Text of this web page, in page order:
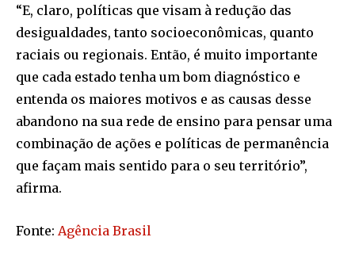
“E, claro, políticas que visam à redução das
desigualdades, tanto socioeconômicas, quanto
raciais ou regionais. Então, é muito importante
que cada estado tenha um bom diagnóstico e
entenda os maiores motivos e as causas desse
abandono na sua rede de ensino para pensar uma
combinação de ações e políticas de permanência
que façam mais sentido para o seu território”,
afirma.
Fonte: Agência Brasil